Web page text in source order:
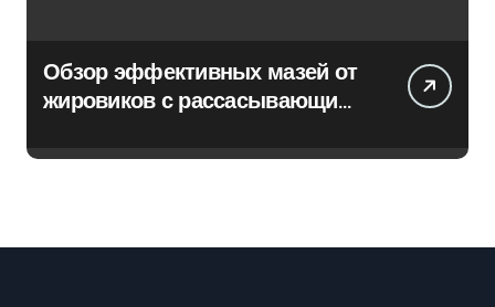
Обзор эффективных мазей от
жировиков с рассасывающим